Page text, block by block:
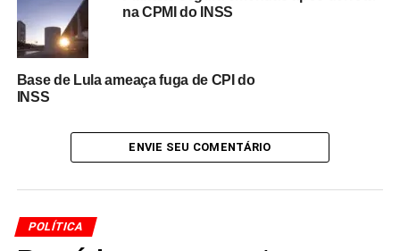
externa em favor da empresa. Mesmo assim, a conexão
entre nomeações de dirigentes públicos e a ampliação
dos contratos suscita uma discussão relevante sobre
contratações públicas federais
na CPMI do INSS
Base de Lula ameaça fuga de CPI do
INSS
ENVIE SEU COMENTÁRIO
POLÍTICA